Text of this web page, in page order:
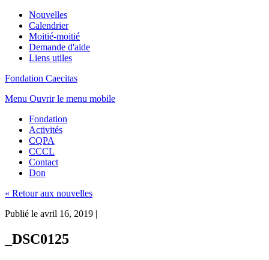
Nouvelles
Calendrier
Moitié-moitié
Demande d'aide
Liens utiles
Fondation Caecitas
Menu Ouvrir le menu mobile
Fondation
Activités
CQPA
CCCL
Contact
Don
« Retour aux nouvelles
Publié le avril 16, 2019 |
_DSC0125